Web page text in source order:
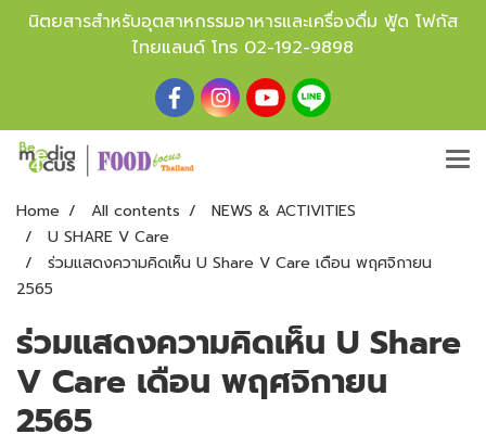
นิตยสารสำหรับอุตสาหกรรมอาหารและเครื่องดื่ม ฟู้ด โฟกัส
ไทยแลนด์ โทร 02-192-9898
Home All contents
NEWS & ACTIVITIES
U SHARE V Care
ร่วมแสดงความคิดเห็น U Share V Care เดือน พฤศจิกายน
2565
ร่วมแสดงความคิดเห็น U Share
V Care เดือน พฤศจิกายน
2565